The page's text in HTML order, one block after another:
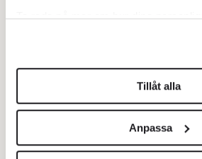
Ta reda på mer om hur dina
Du kan ändra eller dra tillbaka ditt
helst från cookie-förklaringen.
Vi använder enhetsidentifierare för
för sociala medier och analysera vår
vidarebefordrar även sådana
Tillåt alla
Anpassa